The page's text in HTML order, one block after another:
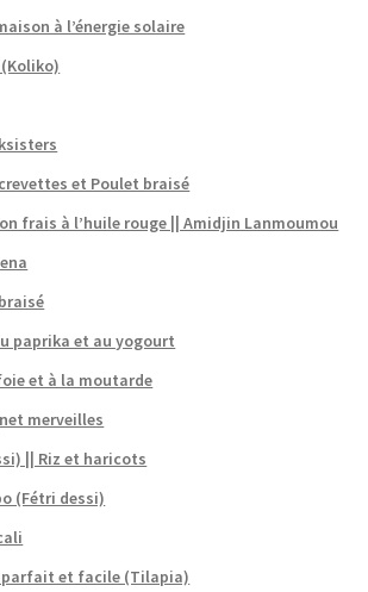
à l’énergie solaire
et Poulet braisé
frais à l’huile rouge || Amidjin Lanmoumou
paprika et au yogourt
et à la moutarde
merveilles
|| Riz et haricots
(Fétri dessi)
parfait et facile (Tilapia)